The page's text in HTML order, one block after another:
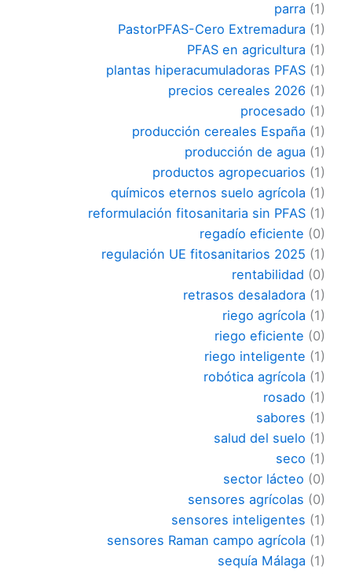
parra (1)
PastorPFAS-Cero Extremadura (1)
PFAS en agricultura (1)
plantas hiperacumuladoras PFAS(1)
precios cereales 2026 (1)
procesado (1)
producción cereales España (1)
producción de agua (1)
productos agropecuarios (1)
químicos eternos suelo agrícola (1)
reformulación fitosanitaria sin PFAS(1)
regadío eficiente (0)
regulación UE fitosanitarios 2025 (1)
rentabilidad (0)
retrasos desaladora (1)
riego agrícola (1)
riego eficiente (0)
riego inteligente (1)
robótica agrícola (1)
rosado (1)
sabores (1)
salud del suelo (1)
seco (1)
sector lácteo (0)
sensores agrícolas (0)
sensores inteligentes (1)
sensores Raman campo agrícola (1)
sequía Málaga (1)